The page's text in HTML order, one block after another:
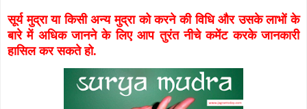
सूर्य मुद्रा या किसी अन्य मुद्रा को करने की विधि और उसके लाभों के
बारे में अधिक जानने के लिए आप तुरंत नीचे कमेंट करके जानकारी
हासिल कर सकते हो.